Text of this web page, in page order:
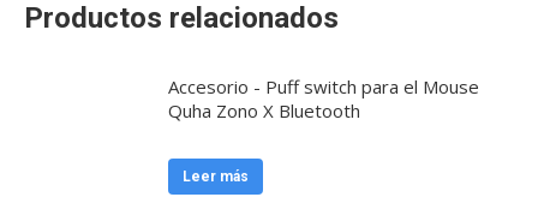
Productos relacionados
Accesorio - Puff switch para el Mouse
Quha Zono X Bluetooth
Leer más